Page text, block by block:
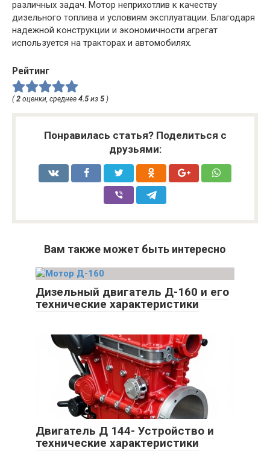
различных задач. Мотор неприхотлив к качеству
дизельного топлива и условиям эксплуатации. Благодаря
надежной конструкции и экономичности агрегат
используется на тракторах и автомобилях.
Рейтинг
( 2 оценки, среднее 4.5 из 5 )
Понравилась статья? Поделиться с
друзьями:
Вам также может быть интересно
Дизельный двигатель Д-160 и его
технические характеристики
Двигатель Д 144- Устройство и
технические характеристики